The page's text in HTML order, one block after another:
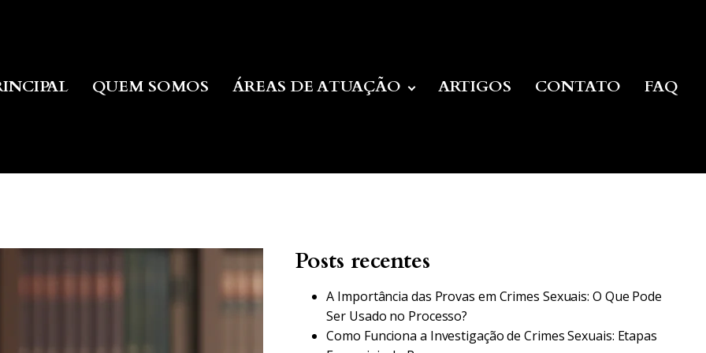
QUEM SOMOS ÁREAS DE ATUAÇÃO ARTIGOS CONTATO FAQ
Posts recentes
A Importância das Provas em Crimes Sexuais: O Que Pode
Ser Usado no Processo?
Como Funciona a Investigação de Crimes Sexuais: Etapas